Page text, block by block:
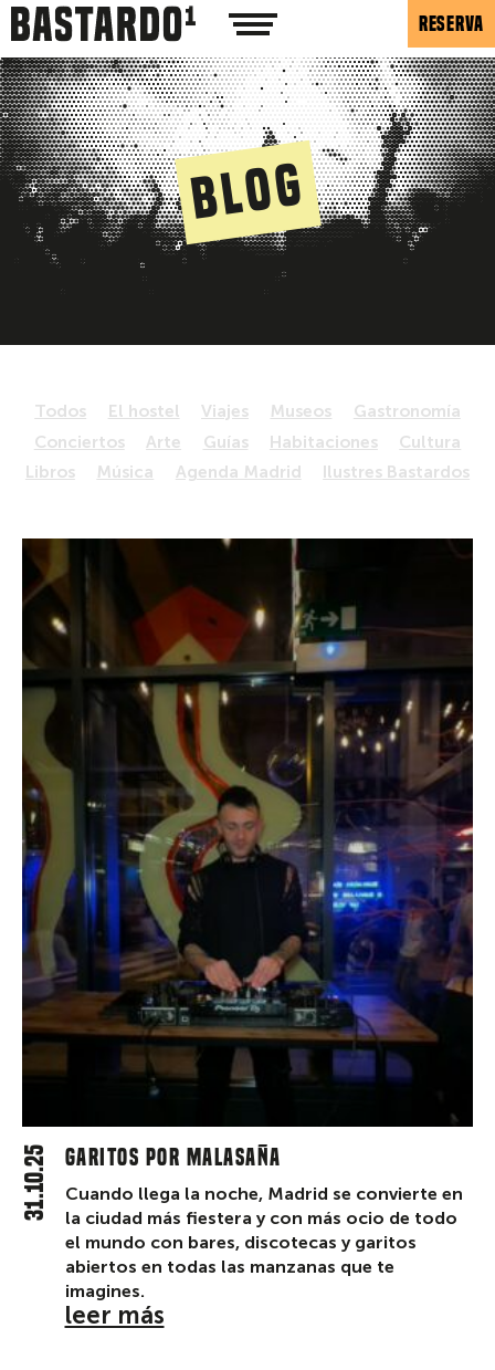
RESERVA
Blog
Todos El hostel Viajes Museos
Gastronomía
Conciertos
Arte Guías Habitaciones
Cultura
Libros
Música Agenda Madrid Ilustres Bastardos
Garitos por Malasaña
31.10.25
Cuando llega la noche, Madrid se convierte en
la ciudad más fiestera y con más ocio de todo
el mundo con bares, discotecas y garitos
abiertos en todas las manzanas que te
imagines.
leer más